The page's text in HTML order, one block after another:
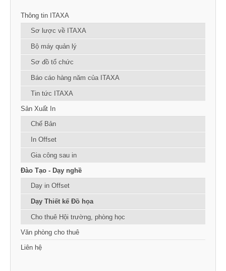
Thông tin ITAXA
Sơ lược về ITAXA
Bộ máy quản lý
Sơ đồ tổ chức
Báo cáo hàng năm của ITAXA
Tin tức ITAXA
Sản Xuất In
Chế Bản
In Offset
Gia công sau in
Đào Tạo - Dạy nghề
Dạy in Offset
Dạy Thiết kế Đồ họa
Cho thuê Hội trường, phòng học
Văn phòng cho thuê
Liên hệ